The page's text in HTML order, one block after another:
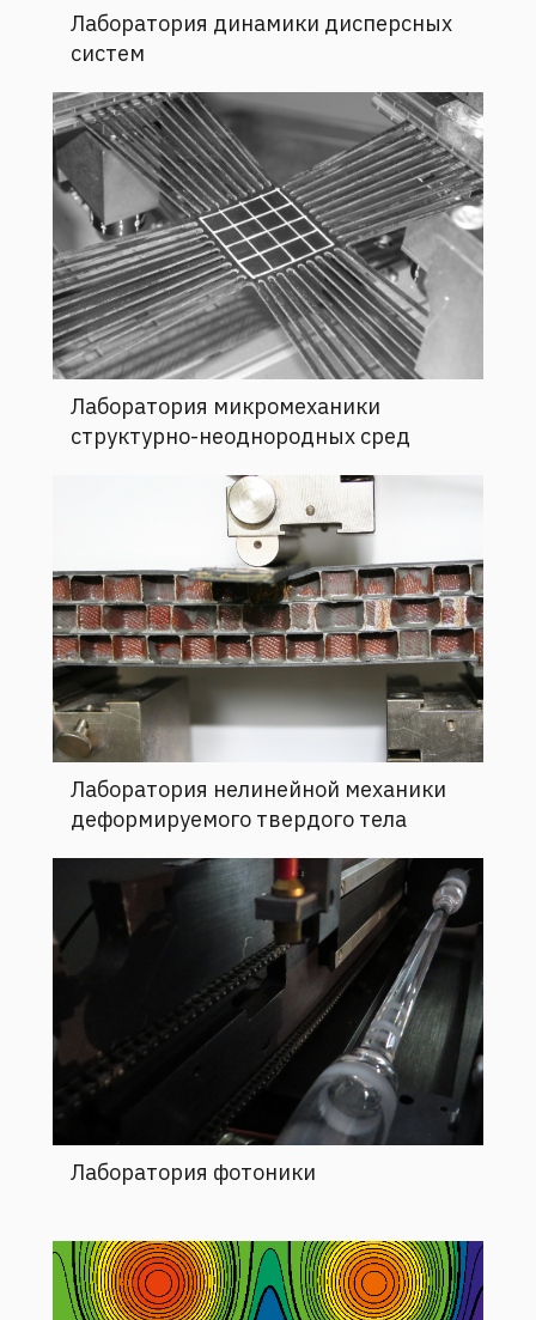
Лаборатория динамики дисперсных
систем
Лаборатория микромеханики
структурно-неоднородных сред
Лаборатория нелинейной механики
деформируемого твердого тела
Лаборатория фотоники